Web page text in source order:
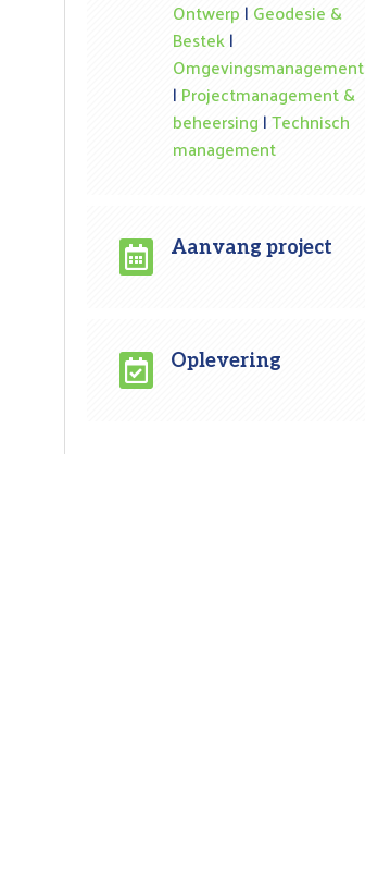
Ontwerp | Geodesie &
Bestek|
Omgevingsmanagement
| Projectmanagement &
beheersing |Technisch
management
 Aanvang project
 Oplevering